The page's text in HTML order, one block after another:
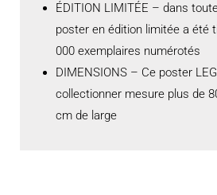
ÉDITION LIMITÉE – dans
poster en édition limitée a été
000 exemplaires numérotés
DIMENSIONS – Ce poster
collectionner mesure plus de
cm de large